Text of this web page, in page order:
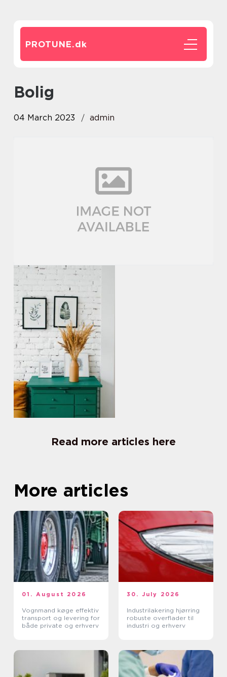
PROTUNE.dk
bolig
04 March 2023 admin
Read more articles here
More articles
01. August 2026
Vognmand køge effektiv
transport og levering for
både private og erhverv
30. July 2026
Industrilakering hjørring
robuste overflader til
industri og erhverv